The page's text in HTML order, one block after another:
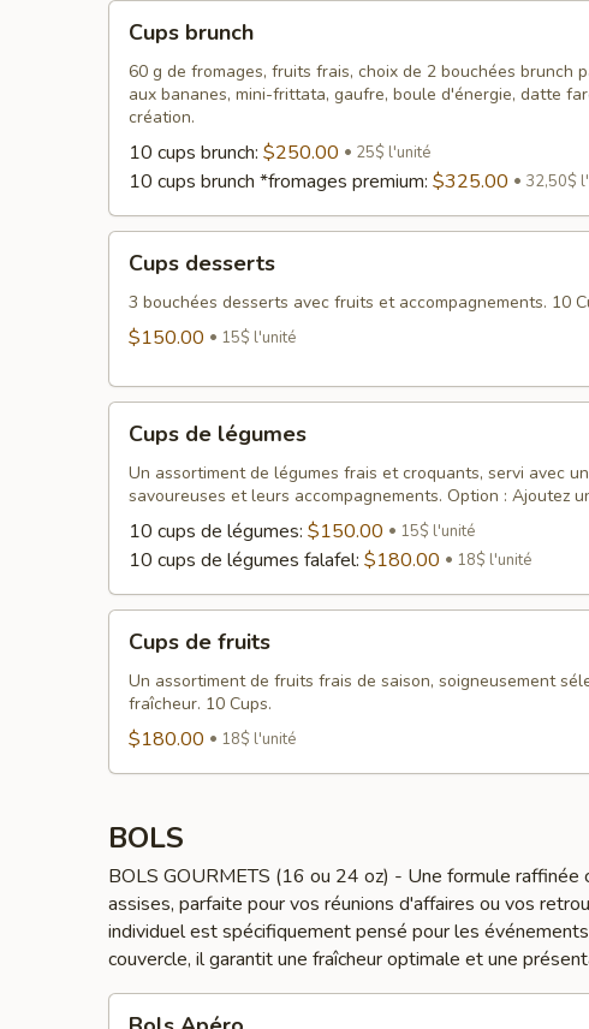
brunch
Cups brunch
60 g de fromages, fruits frais, choix de 2 bouchées brunch
aux bananes, mini-frittata, gaufre, boule d'énergie, datte
création.
10 cups brunch: $250.00 25$ l'unité
10 cups brunch *fromages premium: $325.00 32,50$
desserts
Cups desserts
3 bouchées desserts avec fruits et accompagnements. 10
$150.00 15$ l'unité
légumes
Cups de légumes
Un assortiment de légumes frais et croquants, servi avec
savoureuses et leurs accompagnements. Option : Ajoutez
10 cups de légumes: $150.00 15$ l'unité
10 cups de légumes falafel: $180.00 18$ l'unité
fruits
Cups de fruits
Un assortiment de fruits frais de saison, soigneusement
fraîcheur. 10 Cups.
$180.00 18$ l'unité
BOLS
BOLS GOURMETS (16 ou 24 oz) - Une formule raffinée
assises, parfaite pour vos réunions d'affaires ou vos
individuel est spécifiquement pensé pour les
couvercle, il garantit une fraîcheur optimale et une